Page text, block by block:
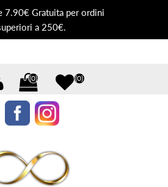
7.90€ Gratuita per ordini
a 250€.
(0) (0)